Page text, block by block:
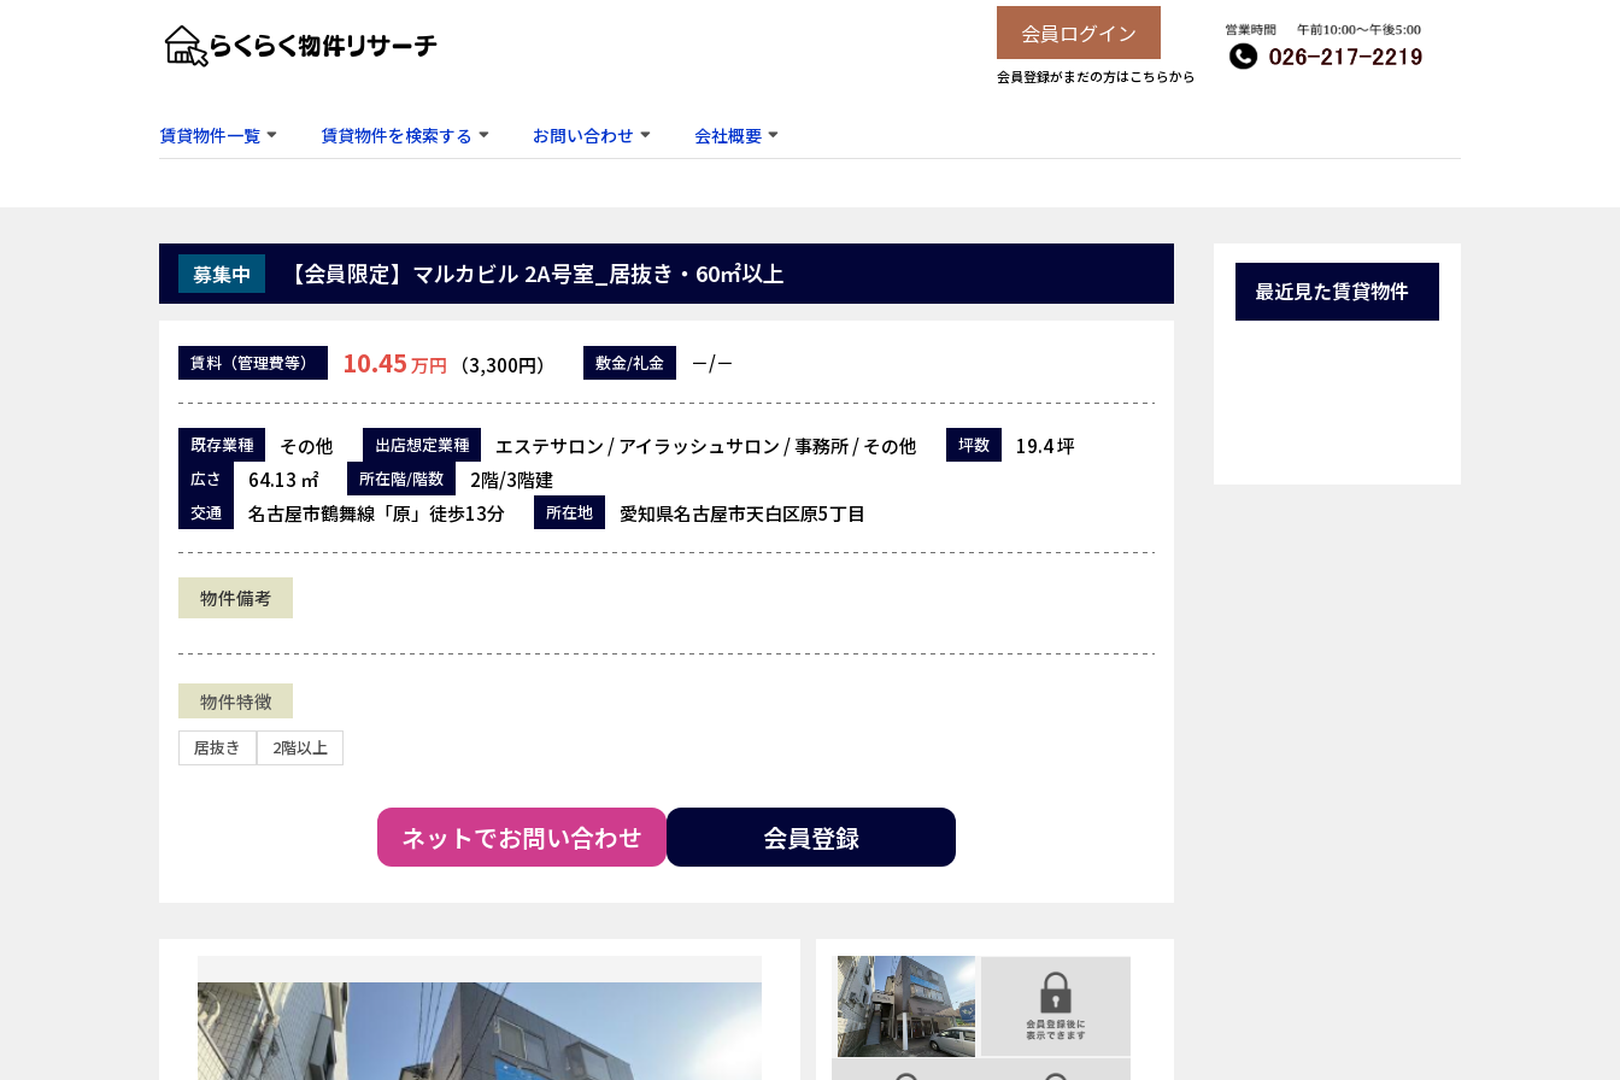
会員ログイン
会員登録がまだの方はこちらから
賃貸物件一覧 賃貸物件を検索する お問い合わせ 会社概要
募集中 【会員限定】マルカビル 2A号室_居抜き・60㎡以上
賃料 （管理費等） 10.45万円 （3,300円） 敷金/礼金 －/－
既存業種 その他 出店想定業種 エステサロン / アイラッシュサロン / 事務所 / その他 坪数 19.4 坪
広さ 64.13 ㎡ 所在階/階数 2階/3階建
交通 名古屋市鶴舞線「原」徒歩13分 所在地 愛知県名古屋市天白区原5丁目
物件備考
物件特徴
居抜き 2階以上
ネットでお問い合わせ 会員登録
最近見た賃貸物件